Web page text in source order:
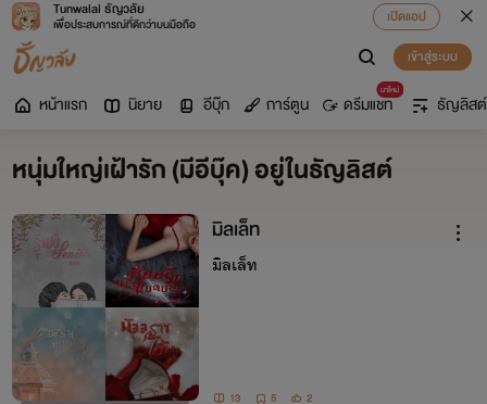
Tunwalai ธัญวลัย
เพื่อประสบการณ์ที่ดีกว่าบนมือถือ
เปิดแอป
เข้าสู่ระบบ
หน้าแรก นิยาย อีบุ๊ก การ์ตูน
มาใหม่
ดรีมแชท ธัญลิสต์
หนุ่มใหญ่เฝ้ารัก (มีอีบุ๊ค) อยู่ในธัญลิสต์
มิลเล็ท
มิลเล็ท
13 5 2